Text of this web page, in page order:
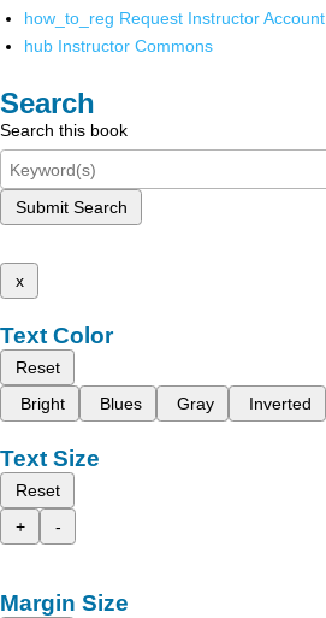
how_to_reg Request Instructor Account
hub Instructor Commons
Search
Search this book
Submit Search
x
Text Color
Reset
Bright
Blues Gray Inverted
Text Size
Reset
+
-
Margin Size